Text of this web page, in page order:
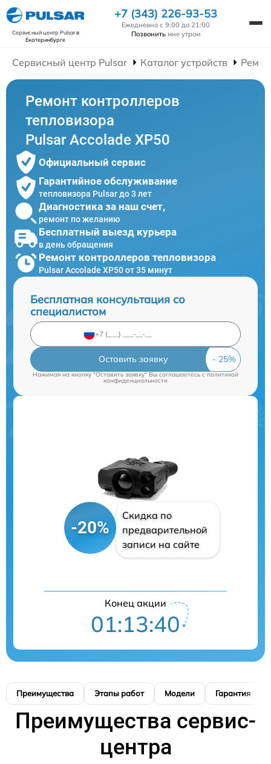
Сервисный центр Pulsarв
Екатеринбурге
+7 (343) 226-93-53
Ежедневно с 9:00 до 21:00
Позвонить мне утром
Сервисный центр Pulsar Каталог устройств
Ремонт контроллеров
тепловизора
Pulsar Accolade XP50
Официальный сервис
Гарантийное обслуживание
тепловизора Pulsar до 3 лет
Диагностика за наш счет,
ремонт по желанию
Бесплатный выезд курьера
в день обращения
Ремонт контроллеров тепловизора
Pulsar Accolade XP50 от 35 минут
Бесплатная консультация со
специалистом
Оставить заявку
Нажимая на кнопку "Оставить заявку" Вы соглашаетесь cполитикой
конфиденциальности
-20%
Скидка по
предварительной
записи на сайте
Конец акции
01:13:39
Преимущества Этапы работ Модели Гарантия
Преимущества сервис-
центра